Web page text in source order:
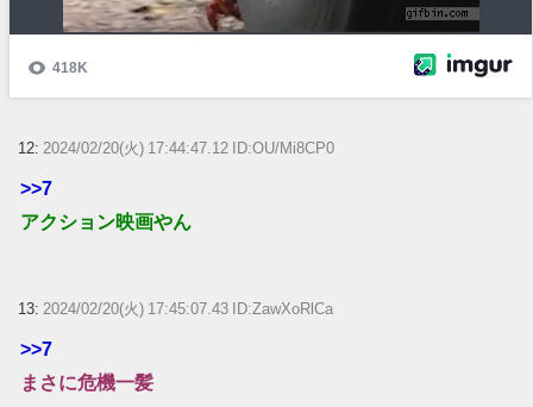
12: 2024/02/20(火) 17:44:47.12 ID:OU/Mi8CP0
>>7
アクション映画やん
13: 2024/02/20(火) 17:45:07.43 ID:ZawXoRlCa
>>7
まさに危機一髪